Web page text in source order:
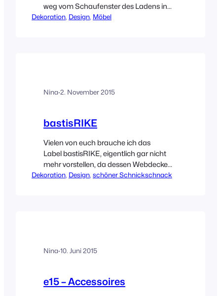
weg vom Schaufenster des Ladens in
der Haarlemmerstraat 110. Vor ein paar
Dekoration, Design, Möbel
Nina·2. November 2015
bastisRIKE
Vielen von euch brauche ich das
Label bastisRIKE, eigentlich gar nicht
mehr vorstellen, da dessen Webdecke
THE GRID gerade das IT-Teilchen im
die Entwürfe noch in Handarbeit –
Dekoration, Design, schöner Schnickschnack
Nina·10. Juni 2015
e15 – Accessoires